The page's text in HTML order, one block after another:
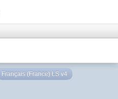
Français (France) LS v4